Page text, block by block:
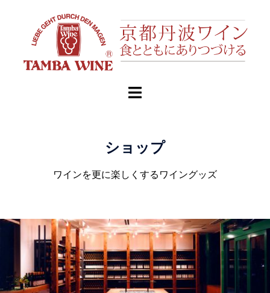
ショップ
ワインを更に楽しくするワイングッズ